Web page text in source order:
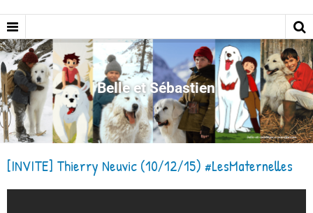
Belle et Sébastien
[INVITE] Thierry Neuvic (10/12/15) #LesMaternelles